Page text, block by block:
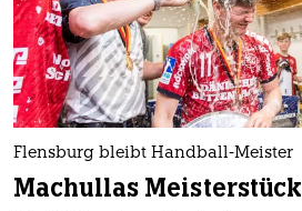
Flensburg bleibt Handball-Meister
Machullas Meisterstück